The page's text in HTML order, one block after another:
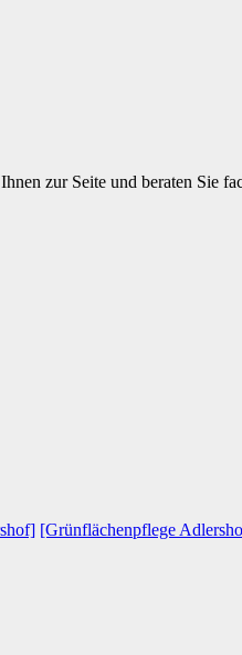
zur Seite und beraten Sie
[Grünflächenpflege